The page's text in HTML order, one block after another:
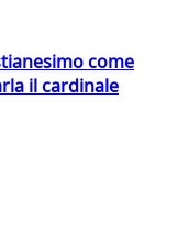
come
il cardinale